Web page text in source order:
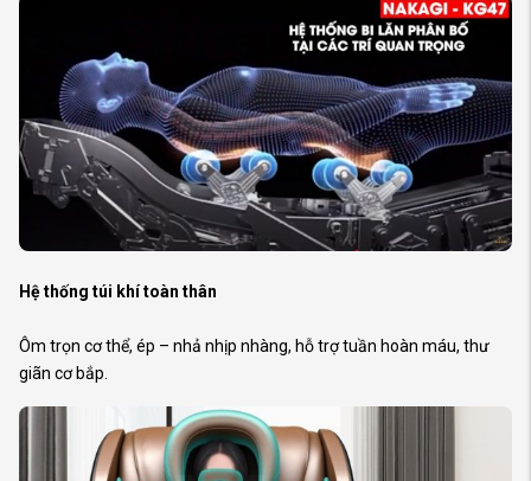
Hệ thống túi khí toàn thân
Ôm trọn cơ thể, ép – nhả nhịp nhàng, hỗ trợ tuần hoàn máu, thư
giãn cơ bắp.